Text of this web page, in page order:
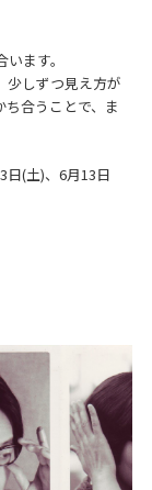
ます。
少しずつ見え方が
合うことで、ま
日(土)、6月13日